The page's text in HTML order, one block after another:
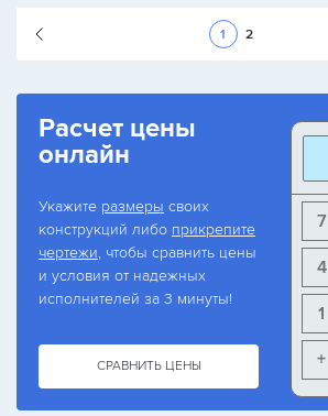
1 2
Расчет цены
онлайн
Укажите размеры своих
конструкций либо прикрепите
чертежи, чтобы сравнить цены
и условия от надежных
исполнителей за 3 минуты!
СРАВНИТЬ ЦЕНЫ
7
4
1
+